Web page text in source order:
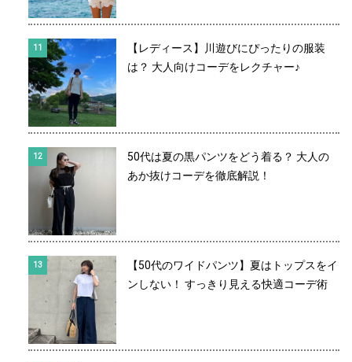
【レディース】川遊びにぴったりの服装
は？ 大人向けコーデをレクチャー♪
50代は夏の黒パンツをどう着る？ 大人の
あか抜けコーデを徹底解説！
【50代のワイドパンツ】夏はトップスをイ
ンしない！ すっきり見える快適コーデ術